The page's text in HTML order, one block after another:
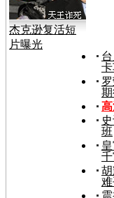
杰克逊复活短
片曝光
期
班